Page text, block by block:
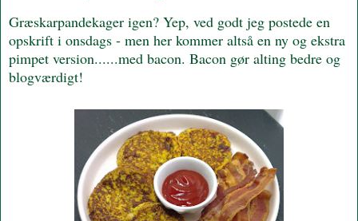
Græskarpandekager igen? Yep, ved godt jeg postede en
opskrift i onsdags - men her kommer altså en ny og ekstra
pimpet version......med bacon. Bacon gør alting bedre og
blogværdigt!